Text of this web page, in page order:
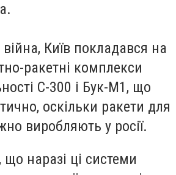
Київ покладався на
ракетні комплекси
С-300 і Бук-М1, що
оскільки ракети для
виробляють у росії.
наразі ці системи